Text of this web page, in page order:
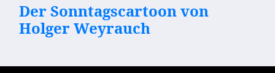
Der Sonntagscartoon von
Holger Weyrauch